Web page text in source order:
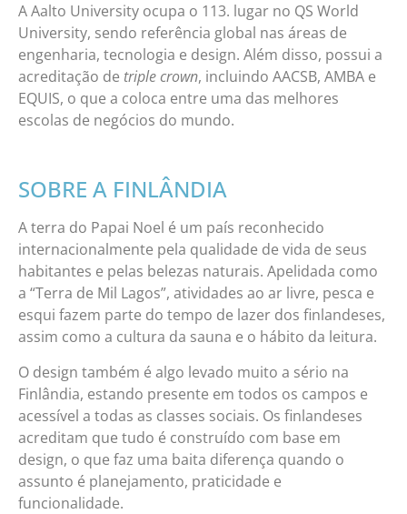
A Aalto University ocupa o 113. lugar no QS World
University, sendo referência global nas áreas de
engenharia, tecnologia e design. Além disso, possui a
acreditação de triple crown, incluindo AACSB, AMBA e
EQUIS, o que a coloca entre uma das melhores
escolas de negócios do mundo.
SOBRE A FINLÂNDIA
A terra do Papai Noel é um país reconhecido
internacionalmente pela qualidade de vida de seus
habitantes e pelas belezas naturais. Apelidada como
a “Terra de Mil Lagos”, atividades ao ar livre, pesca e
esqui fazem parte do tempo de lazer dos finlandeses,
assim como a cultura da sauna e o hábito da leitura.
O design também é algo levado muito a sério na
Finlândia, estando presente em todos os campos e
acessível a todas as classes sociais. Os finlandeses
acreditam que tudo é construído com base em
design, o que faz uma baita diferença quando o
assunto é planejamento, praticidade e
funcionalidade.